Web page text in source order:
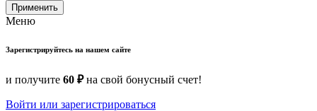
Применить
Меню
Зарегистрируйтесь на нашем сайте
и получите 60 ₽на свой бонусный счет!
Войти или зарегистрироваться